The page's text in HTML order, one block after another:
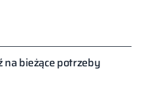
na bieżące potrzeby